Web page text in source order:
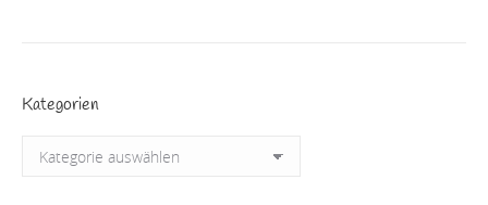
Kategorien
Kategorien